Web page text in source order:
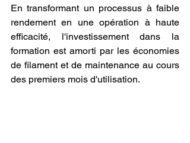
En transformant un processus à faible
rendement en une opération à haute
efficacité, l'investissement dans la
formation est amorti par les économies
de filament et de maintenance au cours
des premiers mois d'utilisation.